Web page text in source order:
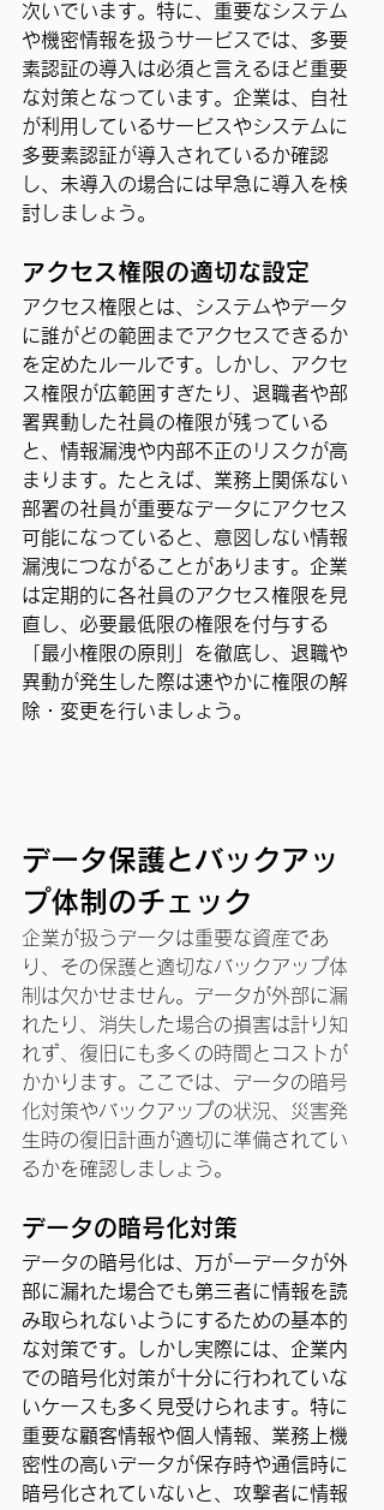
次いでいます。特に、重要なシステム
や機密情報を扱うサービスでは、多要
素認証の導入は必須と言えるほど重要
な対策となっています。企業は、自社
が利用しているサービスやシステムに
多要素認証が導入されているか確認
し、未導入の場合には早急に導入を検
討しましょう。
アクセス権限の適切な設定
アクセス権限とは、システムやデータ
に誰がどの範囲までアクセスできるか
を定めたルールです。しかし、アクセ
ス権限が広範囲すぎたり、退職者や部
署異動した社員の権限が残っている
と、情報漏洩や内部不正のリスクが高
まります。たとえば、業務上関係ない
部署の社員が重要なデータにアクセス
可能になっていると、意図しない情報
漏洩につながることがあります。企業
は定期的に各社員のアクセス権限を見
直し、必要最低限の権限を付与する
「最小権限の原則」を徹底し、退職や
異動が発生した際は速やかに権限の解
除・変更を行いましょう。
データ保護とバックアッ
プ体制のチェック
企業が扱うデータは重要な資産であ
り、その保護と適切なバックアップ体
制は欠かせません。データが外部に漏
れたり、消失した場合の損害は計り知
れず、復旧にも多くの時間とコストが
かかります。ここでは、データの暗号
化対策やバックアップの状況、災害発
生時の復旧計画が適切に準備されてい
るかを確認しましょう。
データの暗号化対策
データの暗号化は、万が一データが外
部に漏れた場合でも第三者に情報を読
み取られないようにするための基本的
な対策です。しかし実際には、企業内
での暗号化対策が十分に行われていな
いケースも多く見受けられます。特に
重要な顧客情報や個人情報、業務上機
密性の高いデータが保存時や通信時に
暗号化されていないと、攻撃者に情報